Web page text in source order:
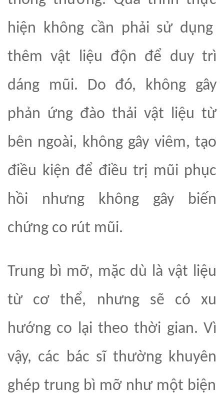
hiện không cần phải sử dụng
thêm vật liệu độn để duy trì
dáng mũi. Do đó, không gây
phản ứng đào thải vật liệu từ
bên ngoài, không gây viêm, tạo
điều kiện để điều trị mũi phục
hồi nhưng không gây biến
chứng co rút mũi.
Trung bì mỡ, mặc dù là vật liệu
từ cơ thể, nhưng sẽ có xu
hướng co lại theo thời gian. Vì
vậy, các bác sĩ thường khuyên
ghép trung bì mỡ như một biện